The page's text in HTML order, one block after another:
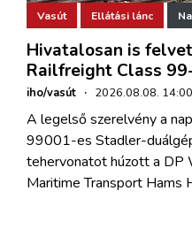
Vasút Ellátási lánc
Hivatalosan is
Railfreight Class
iho/vasút · 2026.08.08. 14:00
A legelső szerelvény a
99001-es Stadler-
tehervonatot húzott a DP
Maritime Transport Hams